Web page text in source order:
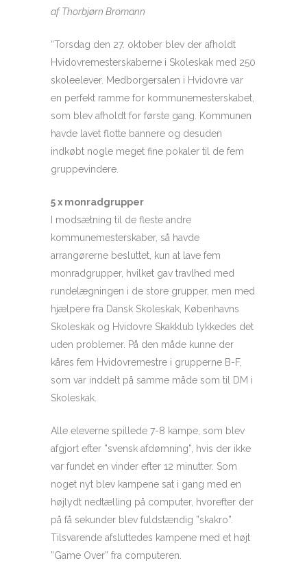
af Thorbjørn Bromann
“Torsdag den 27. oktober blev der afholdt
Hvidovremesterskaberne i Skoleskak med 250
skoleelever. Medborgersalen i Hvidovre var
en perfekt ramme for kommunemesterskabet,
som blev afholdt for første gang. Kommunen
havde lavet flotte bannere og desuden
indkøbt nogle meget fine pokaler til de fem
gruppevindere.
5 x monradgrupper
I modsætning til de fleste andre
kommunemesterskaber, så havde
arrangørerne besluttet, kun at lave fem
monradgrupper, hvilket gav travlhed med
rundelægningen i de store grupper, men med
hjælpere fra Dansk Skoleskak, Københavns
Skoleskak og Hvidovre Skakklub lykkedes det
uden problemer. På den måde kunne der
kåres fem Hvidovremestre i grupperne B-F,
som var inddelt på samme måde som til DM i
Skoleskak.
Alle eleverne spillede 7-8 kampe, som blev
afgjort efter ”svensk afdømning”, hvis der ikke
var fundet en vinder efter 12 minutter. Som
noget nyt blev kampene sat i gang med en
højlydt nedtælling på computer, hvorefter der
på få sekunder blev fuldstændig ”skakro”.
Tilsvarende afsluttedes kampene med et højt
”Game Over” fra computeren.